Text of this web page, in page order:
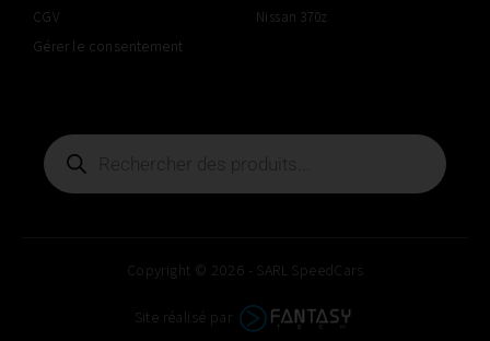
CGV
Gérer le consentement
Nissan 370z
Copyright © 2026 - SARL SpeedCars
Site réalisé par